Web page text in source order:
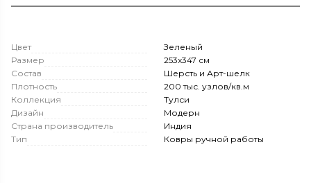
Цвет
Зеленый
Размер
253x347 см
Состав
Шерсть и Арт-шелк
Плотность
200 тыс. узлов/кв.м
Коллекция
Тулси
Дизайн
Модерн
Страна производитель
Индия
Тип
Ковры ручной работы